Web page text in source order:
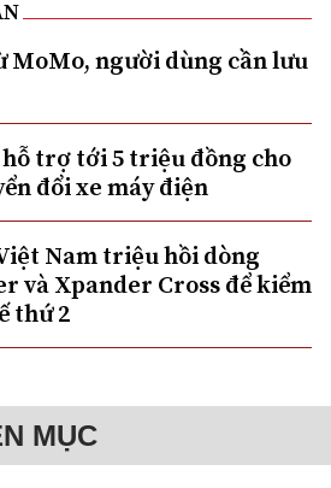
MoMo, người dùng cần lưu
trợ tới 5 triệu đồng cho
đổi xe máy điện
Nam triệu hồi dòng
và Xpander Cross để kiểm
thứ 2
MỤC